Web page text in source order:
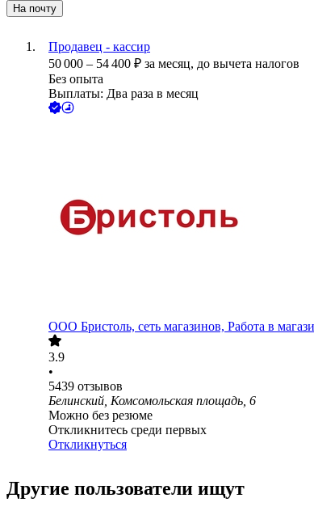
На почту
Продавец - кассир
50 000 – 54 400 ₽ за месяц, до вычета налогов
Без опыта
Выплаты: Два раза в месяц
ООО Бристоль, сеть магазинов, Работа в
3.9
•
5439 отзывов
Белинский, Комсомольская площадь, 6
Можно без резюме
Откликнитесь среди первых
Откликнуться
Другие пользователи ищут